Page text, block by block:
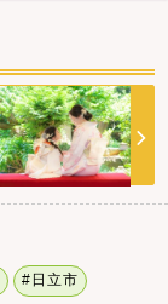
#日立市